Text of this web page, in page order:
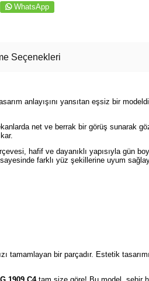
WhatsApp
Seçenekleri
anlayışını yansıtan eşsiz bir
net ve berrak bir görüş sunarak
hafif ve dayanıklı yapısıyla gün
farklı yüz şekillerine uyum
tamamlayan bir parçadır. Estetik